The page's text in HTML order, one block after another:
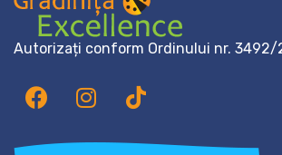
Autorizați conform Ordinului nr. 3492/